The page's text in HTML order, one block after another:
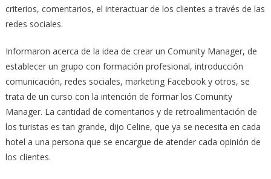
criterios, comentarios, el interactuar de los clientes a través de las
redes sociales.
Informaron acerca de la idea de crear un Comunity Manager, de
establecer un grupo con formación profesional, introducción
comunicación, redes sociales, marketing Facebook y otros, se
trata de un curso con la intención de formar los Comunity
Manager. La cantidad de comentarios y de retroalimentación de
los turistas es tan grande, dijo Celine, que ya se necesita en cada
hotel a una persona que se encargue de atender cada opinión de
los clientes.